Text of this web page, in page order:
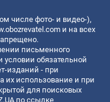
числе фото- и видео-),
и на всех
письменного
обязательной
изданий - при
их использование и при
для поисковых
по ссылке